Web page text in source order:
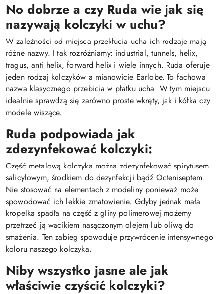
No dobrze a czy Ruda wie jak się
nazywają kolczyki w uchu?
W zależności od miejsca przekłucia ucha ich rodzaje mają
różne nazwy. I tak rozróżniamy: industrial, tunnels, helix,
tragus, anti helix, forward helix i wiele innych. Ruda oferuje
jeden rodzaj kolczyków a mianowicie Earlobe. To fachowa
nazwa klasycznego przebicia w płatku ucha. W tym miejscu
idealnie sprawdzą się zarówno proste wkręty, jak i kółka czy
modele wiszące.
Ruda podpowiada jak
zdezynfekować kolczyki:
Część metalową kolczyka można zdezynfekować spirytusem
salicylowym, środkiem do dezynfekcji bądź Octeniseptem.
Nie stosować na elementach z modeliny ponieważ może
spowodować ich lekkie zmatowienie. Gdyby jednak mała
kropelka spadła na część z gliny polimerowej możemy
przetrzeć ją wacikiem nasączonym olejem lub oliwą do
smażenia. Ten zabieg spowoduje przywrócenie intensywnego
koloru naszego kolczyka.
Niby wszystko jasne ale jak
właściwie czyścić kolczyki?